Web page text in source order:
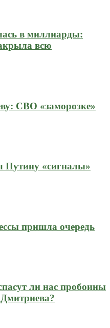
в миллиарды:
всю
СВО «заморозке»
Путину «сигналы»
пришла очередь
ли нас пробоины